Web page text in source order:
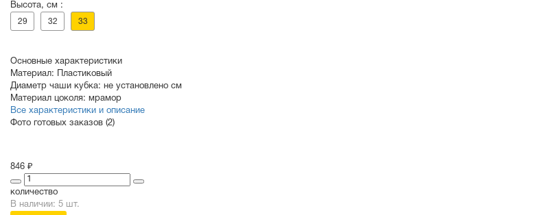
Высота, см :
29 32 33
Основные характеристики
Материал: Пластиковый
Диаметр чаши кубка: не установлено см
Материал цоколя: мрамор
Все характеристики и описание
Фото готовых заказов (2)
846 ₽
количество
В наличии: 5 шт.